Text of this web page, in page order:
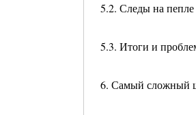
5.2. Следы на пепле
5.3. Итоги и
6. Самый сложный